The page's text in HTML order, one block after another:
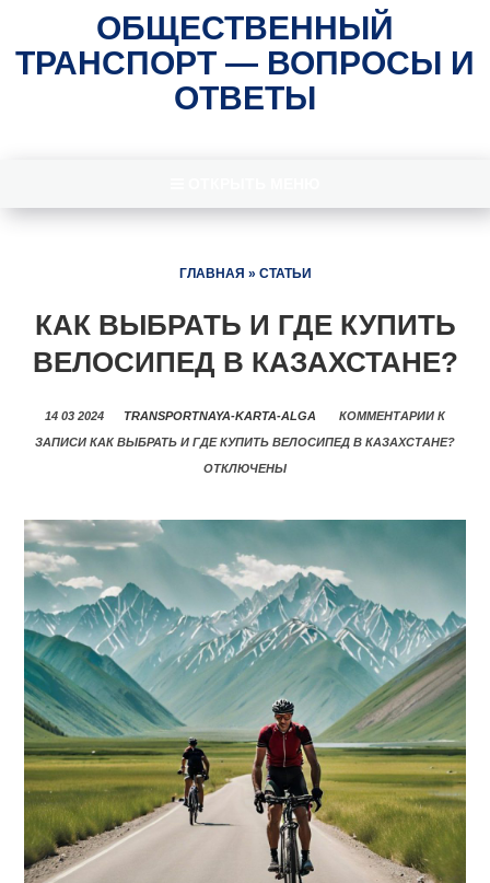
ОБЩЕСТВЕННЫЙ
ТРАНСПОРТ — ВОПРОСЫ И
ОТВЕТЫ
ГЛАВНАЯ » СТАТЬИ
КАК ВЫБРАТЬ И ГДЕ КУПИТЬ
ВЕЛОСИПЕД В КАЗАХСТАНЕ?
14 03 2024 TRANSPORTNAYA-KARTA-ALGA КОММЕНТАРИИ К
ЗАПИСИ КАК ВЫБРАТЬ И ГДЕ КУПИТЬ ВЕЛОСИПЕД В КАЗАХСТАНЕ?
ОТКЛЮЧЕНЫ